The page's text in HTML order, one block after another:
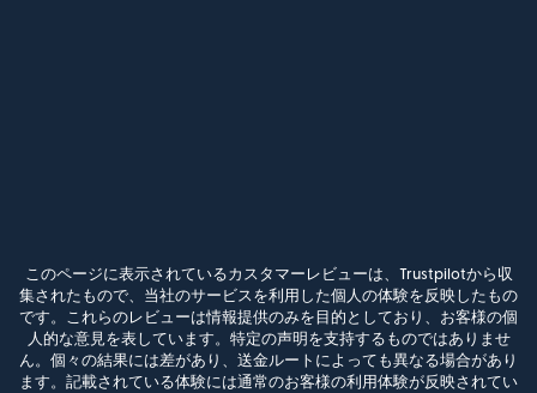
このページに表示されているカスタマーレビューは、Trustpilotから収
集されたもので、当社のサービスを利用した個人の体験を反映したもの
です。これらのレビューは情報提供のみを目的としており、お客様の個
人的な意見を表しています。特定の声明を支持するものではありませ
ん。個々の結果には差があり、送金ルートによっても異なる場合があり
ます。記載されている体験には通常のお客様の利用体験が反映されてい